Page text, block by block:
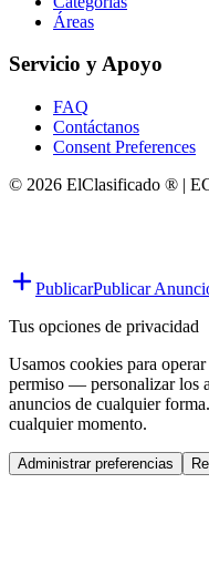
Áreas
Servicio y Apoyo
FAQ
Contáctanos
Consent Preferences
© 2026 ElClasificado ® |
PublicarPublicar
Tus opciones de privacidad
Usamos cookies para
permiso — personalizar los
anuncios de cualquier
cualquier momento.
Administrar preferencias